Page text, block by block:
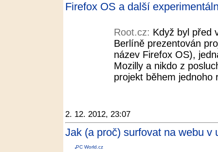
Firefox OS a další
Root.cz: Když byl před
Berlíně prezentován
název Firefox OS),
Mozilly a nikdo z
projekt během jednoho
2. 12. 2012, 23:07
Jak (a proč) surfovat na webu
PC World.cz